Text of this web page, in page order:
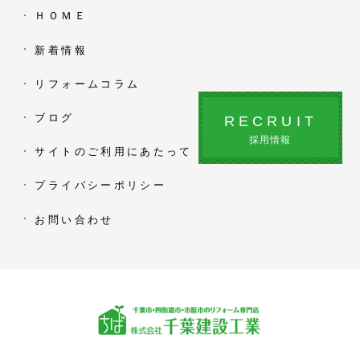
ＨＯＭＥ
新着情報
リフォームコラム
ブログ
サイトのご利用にあたって
プライバシーポリシー
お問い合わせ
RECRUIT
採用情報